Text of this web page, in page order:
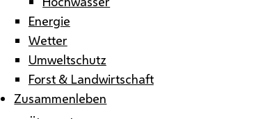
Energie
Wetter
Umweltschutz
Forst & Landwirtschaft
Zusammenleben